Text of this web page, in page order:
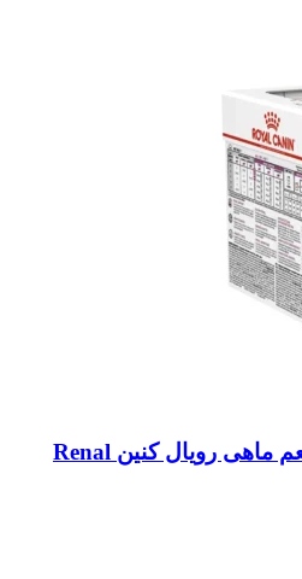
غذای پوچ رنال گربه با طعم ماهی رویال کنین Renal